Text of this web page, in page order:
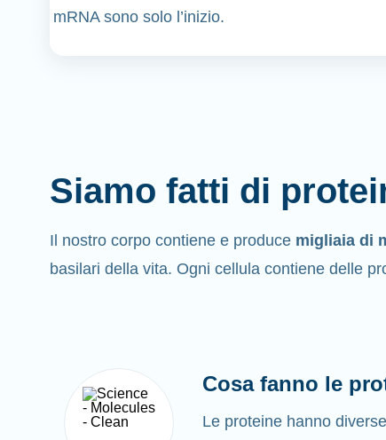
mRNA sono solo l’inizio.
Siamo fatti di
Il nostro corpo contiene e produce migliaia di
basilari della vita. Ogni cellula contiene delle
Cosa fanno le
Le proteine hanno